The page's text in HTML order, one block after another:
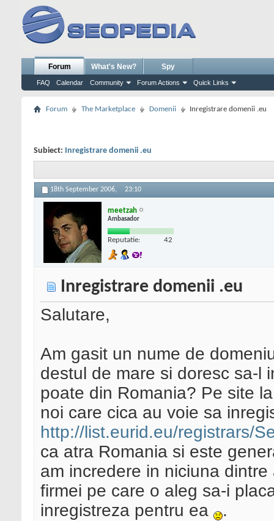
Forum
FAQ Calendar Community Forum Actions Quick Links
What's New? Spy
Forum The Marketplace Domenii Inregistrare domenii .eu
Subiect: Inregistrare domenii .eu
18th September 2006, 23:10
meetzah
Ambasador
Reputatie: 42
Inregistrare domenii .eu
Salutare,
Am gasit un nume de
destul de mare si doresc sa-l
poate din Romania? Pe site
noi care cica au voie sa
http://list.eurid.eu/registrars/
ca atra Romania si este
am incredere in niciuna
firmei pe care o aleg sa-i
inregistreza pentru ea
.